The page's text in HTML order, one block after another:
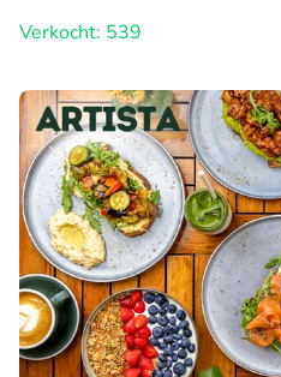
Verkocht: 539